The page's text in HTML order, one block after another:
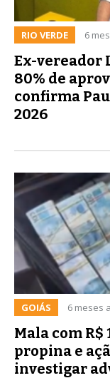
RIO VERDE 6
Ex-vereador
80% de
confirma
2026
GOIÁS 6 meses
Mala com
propina e
investigar